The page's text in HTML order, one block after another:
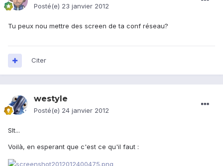
Posté(e) 23 janvier 2012
Tu peux nou mettre des screen de ta conf réseau?
Citer
westyle
Posté(e) 24 janvier 2012
Slt...
Voilà, en esperant que c'est ce qu'il faut :